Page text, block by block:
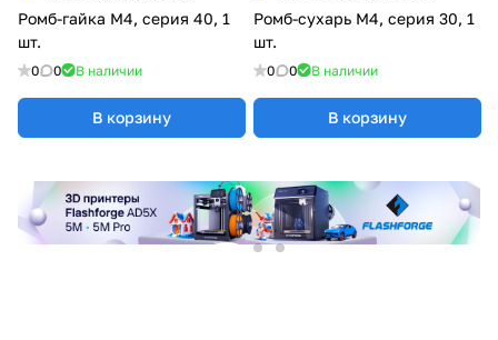
Ромб-гайка М4, серия 40, 1
шт.
0 0 В наличии
В корзину
Ромб-сухарь М4, серия 30, 1
шт.
0 0 В наличии
В корзину